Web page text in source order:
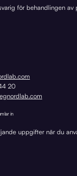
för behandlingen av
20
in
uppgifter när du